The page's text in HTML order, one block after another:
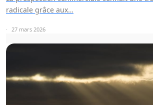
radicale grâce aux…
27 mars 2026